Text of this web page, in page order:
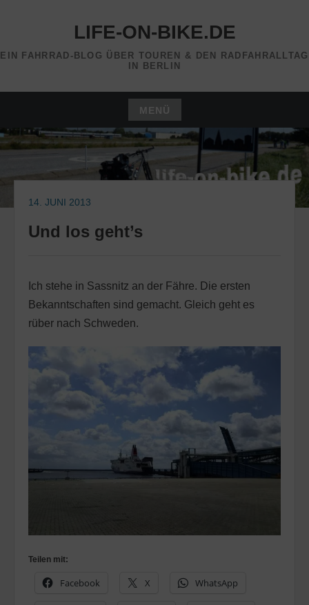
LIFE-ON-BIKE.DE
EIN FAHRRAD-BLOG ÜBER TOUREN & DEN RADFAHRALLTAG
IN BERLIN
MENÜ
Zum
Inhalt
14. JUNI 2013
Und los geht’s
Ich stehe in Sassnitz an der Fähre. Die ersten
Bekanntschaften sind gemacht. Gleich geht es
rüber nach Schweden.
Teilen mit:
Facebook X WhatsApp